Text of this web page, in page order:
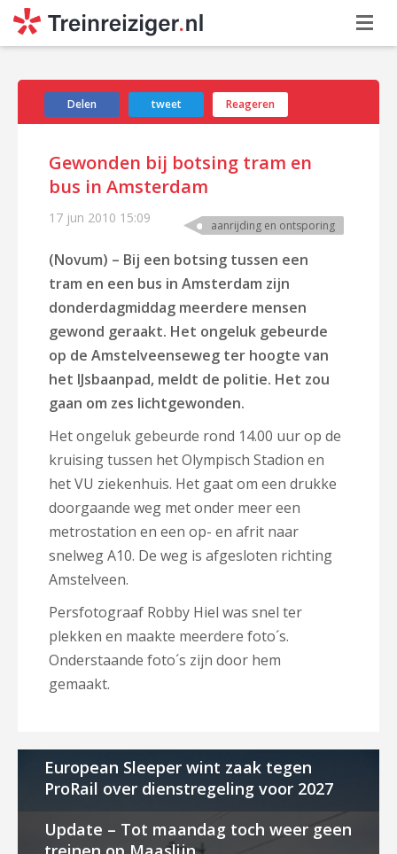
Delen tweet Reageren
Gewonden bij botsing tram en
bus in Amsterdam
17 jun 2010 15:09 aanrijding en ontsporing
(Novum) – Bij een botsing tussen een
tram en een bus in Amsterdam zijn
donderdagmiddag meerdere mensen
gewond geraakt. Het ongeluk gebeurde
op de Amstelveenseweg ter hoogte van
het IJsbaanpad, meldt de politie. Het zou
gaan om zes lichtgewonden.
Het ongeluk gebeurde rond 14.00 uur op de
kruising tussen het Olympisch Stadion en
het VU ziekenhuis. Het gaat om een drukke
doorgaande weg met onder meer een
metrostation en een op- en afrit naar
snelweg A10. De weg is afgesloten richting
Amstelveen.
Persfotograaf Robby Hiel was snel ter
plekken en maakte meerdere foto´s.
Onderstaande foto´s zijn door hem
gemaakt.
European Sleeper wint zaak tegen
ProRail over dienstregeling voor 2027
Update – Tot maandag toch weer geen